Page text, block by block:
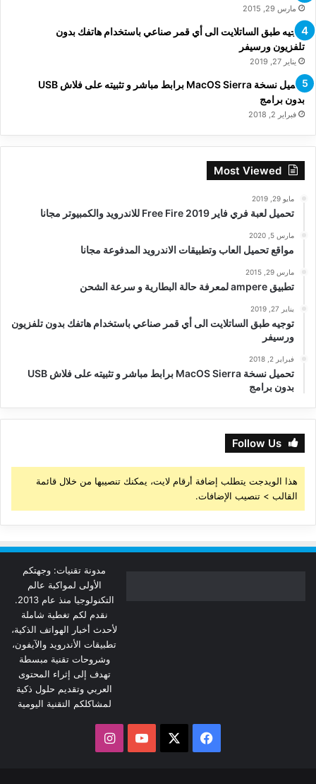
مارس 29, 2015
توجيه طبق الساتلايت الى أي قمر صناعي باستخدام هاتفك بدون
تلفزيون ورسيفر
يناير 27, 2019
تحميل نسخة MacOS Sierra برابط مباشر و تثبيته على فلاش USB
بدون برامج
فبراير 2, 2018
Most Viewed
مايو 29, 2019
تحميل لعبة فري فاير Free Fire 2019 للاندرويد والكمبيوتر مجانا
مارس 5, 2020
مواقع تحميل العاب وتطبيقات الاندرويد المدفوعة مجانا
مارس 29, 2015
تطبيق ampere لمعرفة حالة البطارية و سرعة الشحن
يناير 27, 2019
توجيه طبق الساتلايت الى أي قمر صناعي باستخدام هاتفك بدون تلفزيون
ورسيفر
فبراير 2, 2018
تحميل نسخة MacOS Sierra برابط مباشر و تثبيته على فلاش USB
بدون برامج
Follow Us
هذا الويدجت يتطلب إضافة أرقام لايت، يمكنك تنصيبها من خلال قائمة
القالب > تنصيب الإضافات.
مدونة تقنيات: وجهتكم
الأولى لمواكبة عالم
التكنولوجيا منذ عام 2013.
نقدم لكم تغطية شاملة
لأحدث أخبار الهواتف الذكية،
تطبيقات الأندرويد والآيفون،
وشروحات تقنية مبسطة
تهدف إلى إثراء المحتوى
العربي وتقديم حلول ذكية
لمشاكلكم التقنية اليومية
فيسبوك ‫YouTubeانستقرام